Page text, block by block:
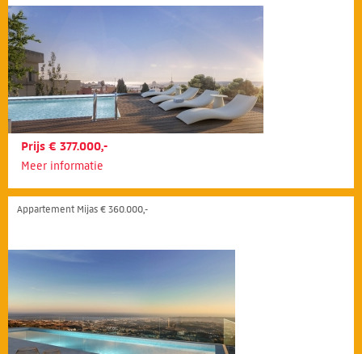
Prijs € 377.000,-
Meer informatie
Appartement Mijas € 360.000,-